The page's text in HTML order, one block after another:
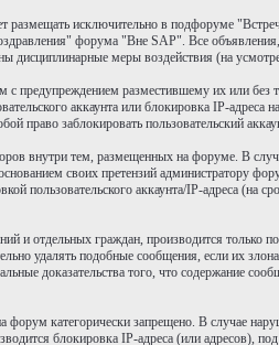
размещать исключительно в подфоруме
форума "Вне SAP". Все
меры воздействия (на
разместившему их или без
аккаунта или блокировка IP-
право заблокировать пользовательский
внутри тем, размещенных на форуме. В
своих претензий администратору
пользовательского аккаунта/IP-адреса
и отдельных граждан, производится только
удалять подобные сообщения, если их
доказательства того, что содержание
категорически запрещено. В случае
блокировка IP-адреса (или адресов),